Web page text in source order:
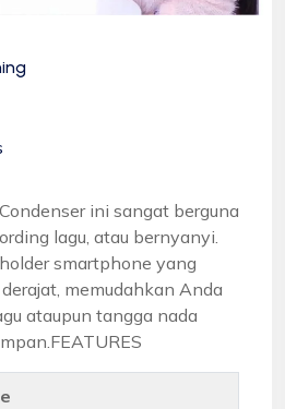
ini sangat berguna
lagu, atau bernyanyi.
smartphone yang
memudahkan Anda
ataupun tangga nada